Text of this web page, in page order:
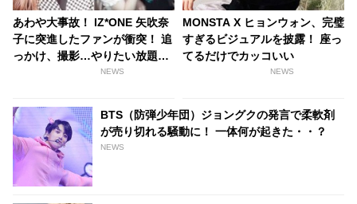
あわや大事故！ IZ*ONE 矢吹奈
子に突進したファンが衝突！ 追
っかけ、撮影…やりたい放題、
もはや無法地帯の空港にメンバ
NEWS
MONSTA X ヒョンウォン、完璧
すぎるビジュアルを披露！ 座っ
てるだけでカッコいい
NEWS
BTS（防弾少年団）ジョングクの発言で柔軟剤
が売り切れる騒動に！ 一体何が起きた・・？
NEWS